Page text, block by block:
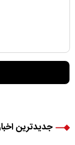
جدیدترین